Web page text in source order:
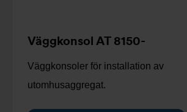
Väggkonsol AT 8150-
Väggkonsoler för installation av
utomhusaggregat.